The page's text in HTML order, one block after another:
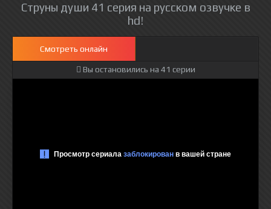
Струны души 41 серия на русском озвучке в
hd!
Смотреть онлайн
Вы остановились на 41 серии